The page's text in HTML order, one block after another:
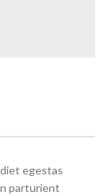
egestas
parturient